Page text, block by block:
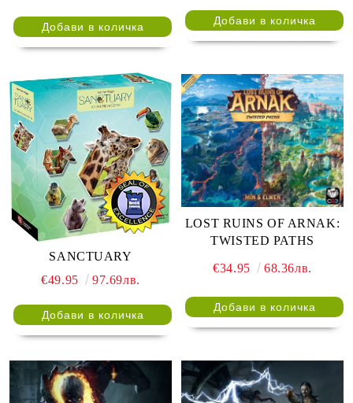
SANCTUARY
€49.95
97.69лв.
LOST RUINS OF ARNAK:
TWISTED PATHS
€34.95 68.36лв.